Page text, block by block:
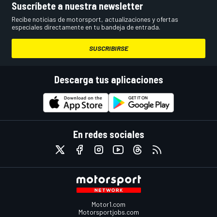
Suscríbete a nuestra newsletter
Recibe noticias de motorsport, actualizaciones y ofertas
especiales directamente en tu bandeja de entrada.
SUSCRIBIRSE
Descarga tus aplicaciones
En redes sociales
Motor1.com
Motorsportjobs.com